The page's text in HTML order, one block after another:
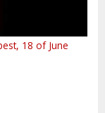
18 of June
Europe